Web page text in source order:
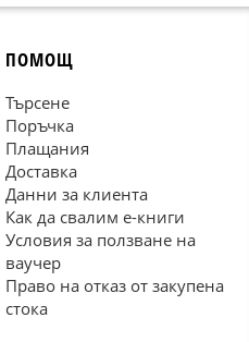
ПОМОЩ
Търсене
Поръчка
Плащания
Доставка
Данни за клиента
Как да свалим е-книги
Условия за ползване на
ваучер
Право на отказ от закупена
стока